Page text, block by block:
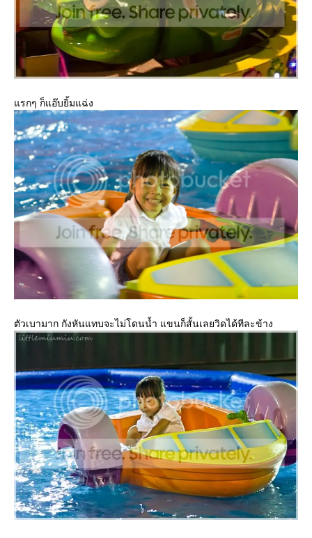
รกๆ ก็แอ๊บยิ้มแฉ่ง
ตัวเบามาก กังหันแทบจะไม่โดนน้ำ แขนก็สั้นเลยวิดได้ทีละข้าง